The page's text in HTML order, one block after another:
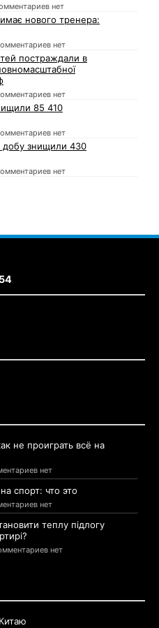
нет
нового тренера:
нет
постраждали в
нет
85 410
нет
добу знищили 430
нет
не проиграть всё на
нет
спорт: что это
нет
теплу підлогу
нет